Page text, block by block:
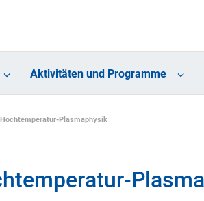
Aktivitäten und Programme
Plasmaphysik